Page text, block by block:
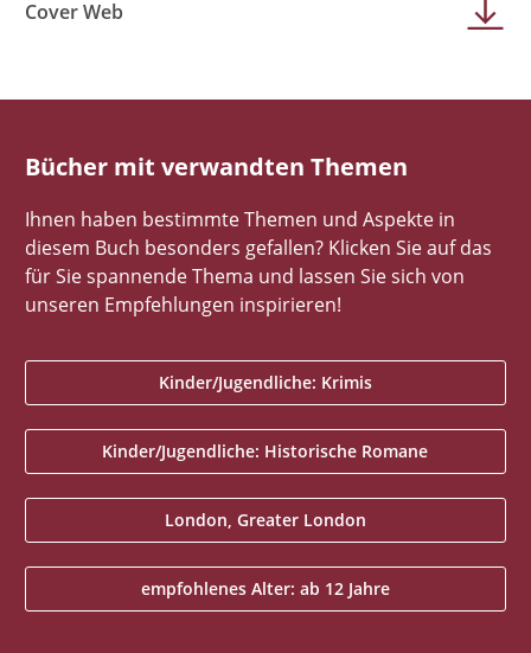
Cover Web
Bücher mit verwandten Themen
Ihnen haben bestimmte Themen und Aspekte in
diesem Buch besonders gefallen? Klicken Sie auf das
für Sie spannende Thema und lassen Sie sich von
unseren Empfehlungen inspirieren!
Kinder/Jugendliche: Krimis
Kinder/Jugendliche: Historische Romane
London, Greater London
empfohlenes Alter: ab 12 Jahre